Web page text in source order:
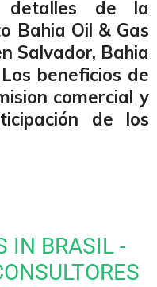
detalles de la
Bahia Oil & Gas
Salvador, Bahia
beneficios de
comercial y
de los
IN BRASIL -